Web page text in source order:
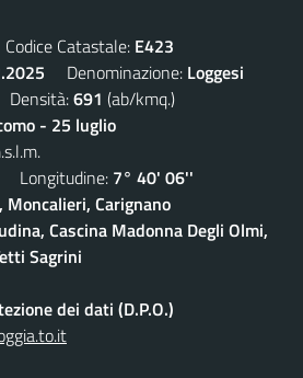
Catastale: E423
Denominazione: Loggesi
691 (ab/kmq.)
- 25 luglio
Longitudine: 7° 40' 06''
Moncalieri, Carignano
Cascina Madonna Degli Olmi,
Sagrini
dei dati (D.P.O.)